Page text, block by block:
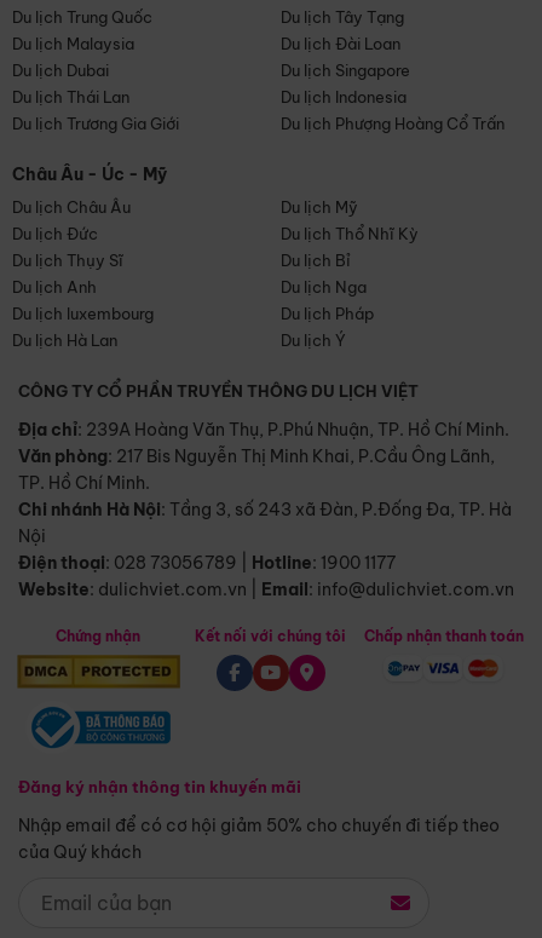
Du lịch Trung Quốc
Du lịch Tây Tạng
Du lịch Malaysia
Du lịch Đài Loan
Du lịch Dubai
Du lịch Singapore
Du lịch Thái Lan
Du lịch Indonesia
Du lịch Trương Gia Giới
Du lịch Phượng Hoàng Cổ Trấn
Châu Âu - Úc - Mỹ
Du lịch Châu Âu
Du lịch Mỹ
Du lịch Đức
Du lịch Thổ Nhĩ Kỳ
Du lịch Thụy Sĩ
Du lịch Bỉ
Du lịch Anh
Du lịch Nga
Du lịch luxembourg
Du lịch Pháp
Du lịch Hà Lan
Du lịch Ý
CÔNG TY CỔ PHẦN TRUYỀN THÔNG DU LỊCH VIỆT
Địa chỉ: 239A Hoàng Văn Thụ, P.Phú Nhuận, TP. Hồ Chí Minh.
Văn phòng: 217 Bis Nguyễn Thị Minh Khai, P.Cầu Ông Lãnh,
TP. Hồ Chí Minh.
Chi nhánh Hà Nội: Tầng 3, số 243 xã Đàn, P.Đống Đa, TP. Hà
Nội
Điện thoại: 028 73056789 Hotline: 1900 1177
Website: dulichviet.com.vn Email: info@dulichviet.com.vn
Chứng nhận
Đăng ký nhận thông tin khuyến mãi
Nhập email để có cơ hội giảm 50% cho chuyến đi tiếp theo
của Quý khách
Kết nối với chúng tôi Chấp nhận thanh toán